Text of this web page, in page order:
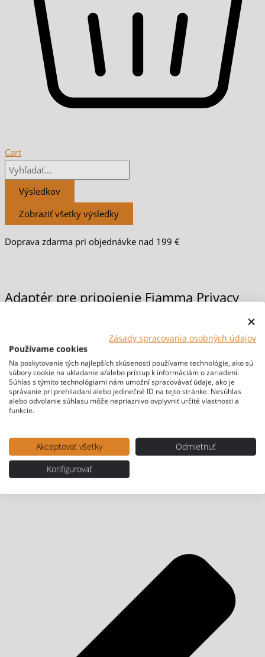
Cart
Výsledkov
Zobraziť všetky výsledky
Doprava zdarma pri objednávke nad 199 €
Adaptér pre pripojenie Fiamma Privacy
Domov MARKÍZY & STANY / STANY Predstany / Adaptér pre
pripojenie Fiamma Privacy Room CS Light na F35Pro
[br-wapl-all]
Zásady spracovania osobných údajov
Používame cookies
Na poskytovanie tých najlepších skúseností používame technológie, ako sú
súbory cookie na ukladanie a/alebo prístup k informáciám o zariadení.
Súhlas s týmito technológiami nám umožní spracovávať údaje, ako je
správanie pri prehliadaní alebo jedinečné ID na tejto stránke. Nesúhlas
alebo odvolanie súhlasu môže nepriaznivo ovplyvniť určité vlastnosti a
funkcie.
Akceptovať všetky
Odmietnuť
Konfigurovať